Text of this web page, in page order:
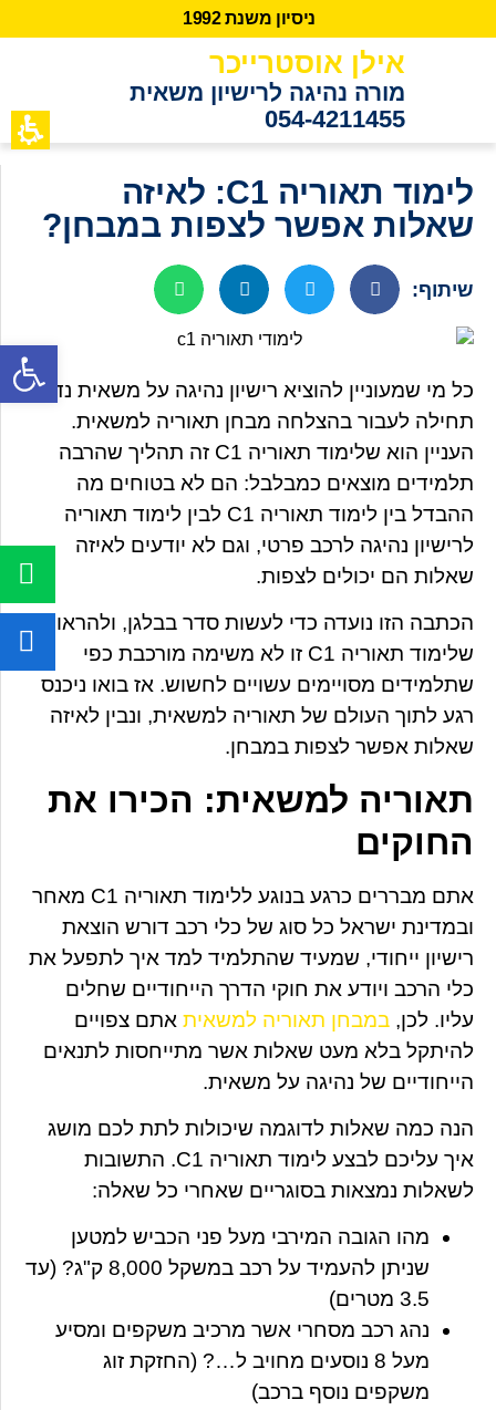
ניסיון משנת 2
9
9
1
אילן אוסטרייכר
מורה נהיגה לרישיון משאית
054-4211455
לימוד תאוריה C1: לאיזה
שאלות אפשר לצפות במבחן?
שיתוף:
כל מי שמעוניין להוציא רישיון נהיגה על משאית נדרש
תחילה לעבור בהצלחה מבחן תאוריה למשאית.
העניין הוא שלימוד תאוריה C1 זה תהליך שהרבה
תלמידים מוצאים כמבלבל: הם לא בטוחים מה
ההבדל בין לימוד תאוריה C1 לבין לימוד תאוריה
לרישיון נהיגה לרכב פרטי, וגם לא יודעים לאיזה
שאלות הם יכולים לצפות.
הכתבה הזו נועדה כדי לעשות סדר בבלגן, ולהראות
שלימוד תאוריה C1 זו לא משימה מורכבת כפי
שתלמידים מסויימים עשויים לחשוש. אז בואו ניכנס
רגע לתוך העולם של תאוריה למשאית, ונבין לאיזה
שאלות אפשר לצפות במבחן.
תאוריה למשאית: הכירו את
החוקים
אתם מבררים כרגע בנוגע ללימוד תאוריה C1 מאחר
ובמדינת ישראל כל סוג של כלי רכב דורש הוצאת
רישיון ייחודי, שמעיד שהתלמיד למד איך לתפעל את
כלי הרכב ויודע את חוקי הדרך הייחודיים שחלים
עליו. לכן, במבחן תאוריה למשאית אתם צפויים
להיתקל בלא מעט שאלות אשר מתייחסות לתנאים
הייחודיים של נהיגה על משאית.
הנה כמה שאלות לדוגמה שיכולות לתת לכם מושג
איך עליכם לבצע לימוד תאוריה C1. התשובות
לשאלות נמצאות בסוגריים שאחרי כל שאלה:
מהו הגובה המירבי מעל פני הכביש למטען
שניתן להעמיד על רכב במשקל 8,000 ק"ג?
(עד
3.5 מטרים)
נהג רכב מסחרי אשר מרכיב משקפים ומסיע
מעל 8 נוסעים מחויב ל…?
(החזקת זוג
משקפים נוסף ברכב)
פתח סרגל נגישות